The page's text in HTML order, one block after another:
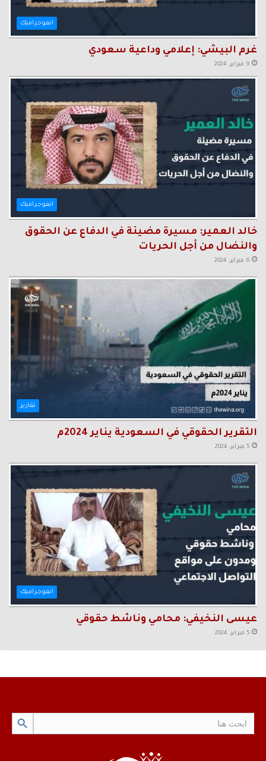
انفوجرافيك
غرم البيشي: إعلامي وداعية سعودي
9 فبراير، 2024
انفوجرافيك
خالد العمير: مسيرة مضيئة في الدفاع عن الحقوق
والنضال من أجل الحريات
6 فبراير، 2024
تقارير
التقرير الحقوقي في السعودية يناير 2024م
5 فبراير، 2024
انفوجرافيك
عيسى النخيفي: محامي وناشط حقوقي
5 فبراير، 2024
Search Button